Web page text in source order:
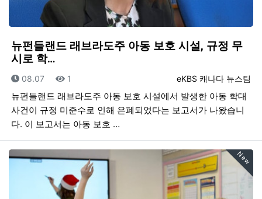
뉴펀들랜드 래브라도주 아동 보호 시설, 규정 무
시로 학…
등록자
eKBS 캐나다 뉴스팀
등록일
08.07 조회
1
뉴펀들랜드 래브라도주 아동 보호 시설에서 발생한 아동 학대
사건이 규정 미준수로 인해 은폐되었다는 보고서가 나왔습니
다. 이 보고서는 아동 보호 …
New